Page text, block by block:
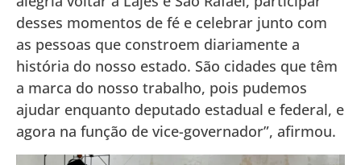
desses momentos de fé e celebrar junto com
as pessoas que constroem diariamente a
história do nosso estado. São cidades que têm
a marca do nosso trabalho, pois pudemos
ajudar enquanto deputado estadual e federal, e
agora na função de vice-governador”, afirmou.